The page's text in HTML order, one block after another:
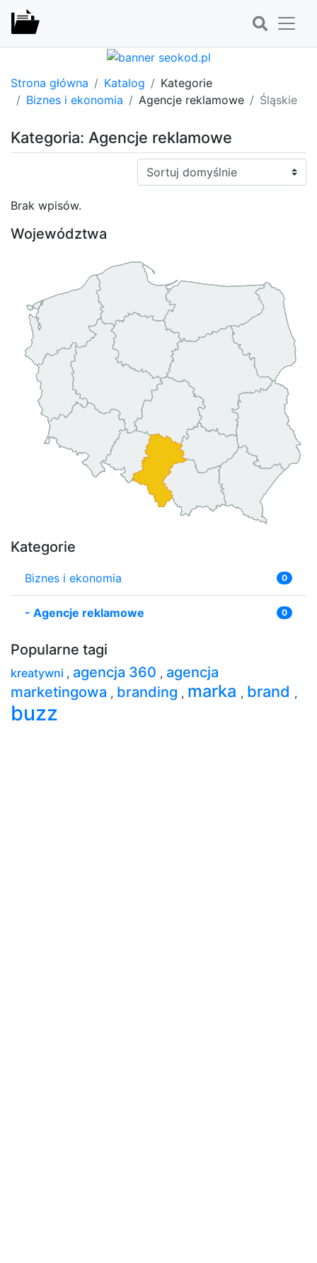
Strona główna Katalog
Kategorie
Biznes i ekonomia
Agencje reklamowe Śląskie
Kategoria: Agencje reklamowe
Sortuj:
Brak wpisów.
Województwa
Kategorie
Biznes i ekonomia 0
- Agencje reklamowe 0
Popularne tagi
kreatywni , agencja 360 , agencja
marketingowa , branding , marka , brand ,
buzz